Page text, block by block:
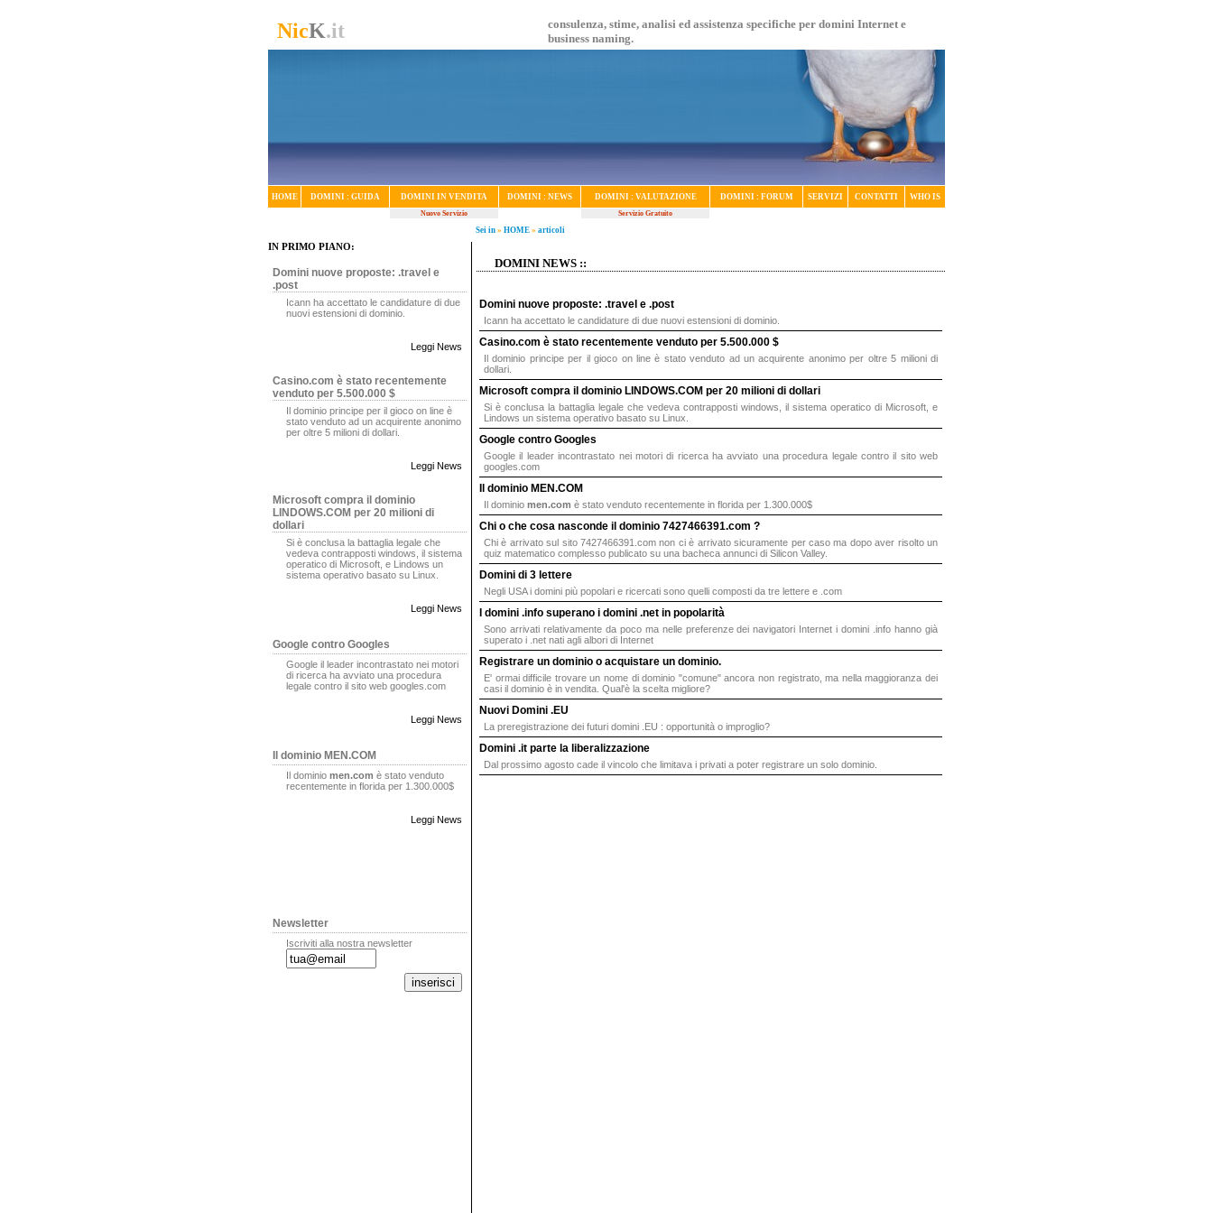
NicK.it
consulenza, stime, analisi ed assistenza specifiche per domini Internet e
business naming.
HOME DOMINI : GUIDA DOMINI IN VENDITA DOMINI : NEWS DOMINI : VALUTAZIONE DOMINI : FORUM SERVIZI CONTATTI WHO IS
Nuovo Servizio Servizio Gratuito
Sei in » HOME » articoli
IN PRIMO PIANO:
Domini nuove proposte: .travel e
.post
Icann ha accettato le candidature di due
nuovi estensioni di dominio.
Leggi News
Casino.com è stato recentemente
venduto per 5.500.000 $
Il dominio principe per il gioco on line è
stato venduto ad un acquirente anonimo
per oltre 5 milioni di dollari.
Leggi News
Microsoft compra il dominio
LINDOWS.COM per 20 milioni di
dollari
Si è conclusa la battaglia legale che
vedeva contrapposti windows, il sistema
operatico di Microsoft, e Lindows un
sistema operativo basato su Linux.
Leggi News
Google contro Googles
Google il leader incontrastato nei motori
di ricerca ha avviato una procedura
legale contro il sito web googles.com
Leggi News
Il dominio MEN.COM
Il dominio men.com è stato venduto
recentemente in florida per 1.300.000$
Leggi News
Newsletter
Iscriviti alla nostra newsletter
DOMINI NEWS ::
Domini nuove proposte: .travel e .post
Icann ha accettato le candidature di due nuovi estensioni di dominio.
Casino.com è stato recentemente venduto per 5.500.000 $
Il dominio principe per il gioco on line è stato venduto ad un acquirente anonimo per oltre 5 milioni di
dollari.
Microsoft compra il dominio LINDOWS.COM per 20 milioni di dollari
Si è conclusa la battaglia legale che vedeva contrapposti windows, il sistema operatico di Microsoft, e
Lindows un sistema operativo basato su Linux.
Google contro Googles
Google il leader incontrastato nei motori di ricerca ha avviato una procedura legale contro il sito web
googles.com
Il dominio MEN.COM
Il dominio men.com è stato venduto recentemente in florida per 1.300.000$
Chi o che cosa nasconde il dominio 7427466391.com ?
Chi è arrivato sul sito 7427466391.com non ci è arrivato sicuramente per caso ma dopo aver risolto un
quiz matematico complesso publicato su una bacheca annunci di Silicon Valley.
Domini di 3 lettere
Negli USA i domini più popolari e ricercati sono quelli composti da tre lettere e .com
I domini .info superano i domini .net in popolarità
Sono arrivati relativamente da poco ma nelle preferenze dei navigatori Internet i domini .info hanno già
superato i .net nati agli albori di Internet
Registrare un dominio o acquistare un dominio.
E' ormai difficile trovare un nome di dominio "comune" ancora non registrato, ma nella maggioranza dei
casi il dominio è in vendita. Qual'è la scelta migliore?
Nuovi Domini .EU
La preregistrazione dei futuri domini .EU : opportunità o improglio?
Domini .it parte la liberalizzazione
Dal prossimo agosto cade il vincolo che limitava i privati a poter registrare un solo dominio.